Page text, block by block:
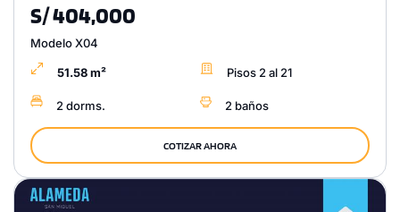
S/ 404,000
Modelo X04
51.58 m² Pisos 2 al 21
2 dorms. 2 baños
COTIZAR AHORA